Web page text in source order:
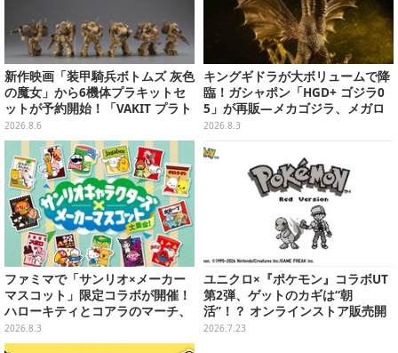
新作映画「装甲騎兵ボトムズ 灰色
の魔女」から6機体プラキットセ
ットが予約開始！「VAKIT プラト
ーン」第1弾、各部関節可動仕様
2026.8.6
キングギドラが大ボリュームで降
臨！ガシャポン「HGD+ ゴジラ0
5」が再販―メカゴジラ、メガロ
なども揃った全4種
2026.8.3
ファミマで「サンリオ×メーカー
マスコット」限定コラボが開催！
ハローキティとコアラのマーチ、
ハンギョドンと出前坊やなど全26
キャラが夢の共演
2026.8.3
ユニクロ×『ポケモン』コラボUT
第2弾、ゲットのカギは“朝
活”！？ オンラインストア販売開
始は当日8時15分から
2026.7.23